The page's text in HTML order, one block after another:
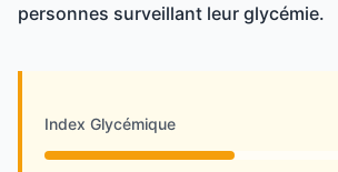
personnes surveillant leur glycémie.
Index Glycémique